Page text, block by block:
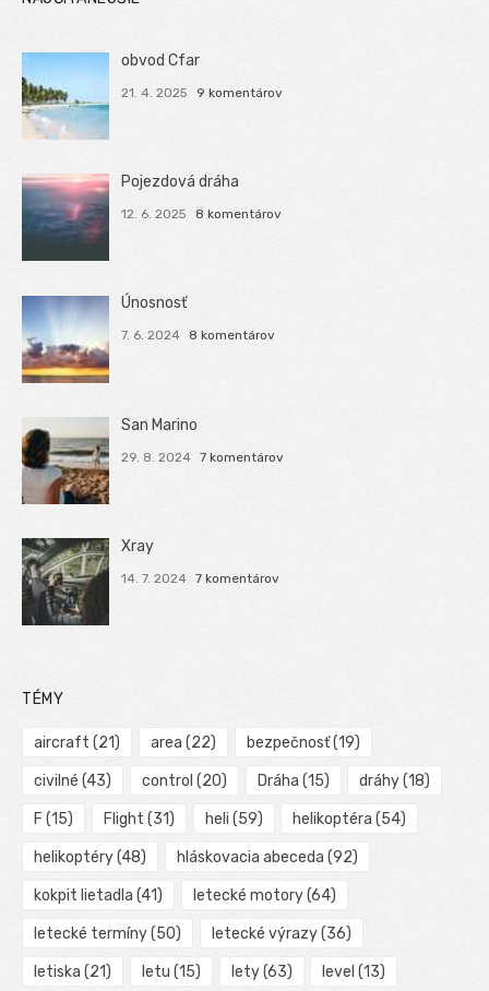
obvod Cfar
21. 4. 2025 9 komentárov
Pojezdová dráha
12. 6. 2025 8 komentárov
Únosnosť
7. 6. 2024 8 komentárov
San Marino
29. 8. 2024 7 komentárov
Xray
14. 7. 2024 7 komentárov
TÉMY
aircraft (21) area (22) bezpečnosť(19)
civilné (43) control (20) Dráha (15) dráhy(18)
F (15) Flight (31) heli (59) helikoptéra (54)
helikoptéry(48) hláskovacia abeceda (92)
kokpit lietadla (41) letecké motory(64)
letecké termíny(50) letecké výrazy(36)
letiska (21) letu (15) lety(63) level (13)